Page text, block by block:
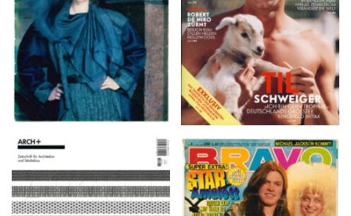
ARCH+ Nr. 226, Herbst
2016
BRAVO – Nr. 8, 13. Febr.
1997